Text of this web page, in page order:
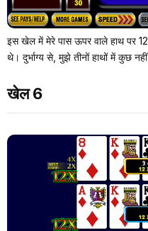
इस खेल में मेरे पास ऊपर वाले हाथ पर
थे। दुर्भाग्य से, मुझे तीनों हाथों में कुछ
खेल 6